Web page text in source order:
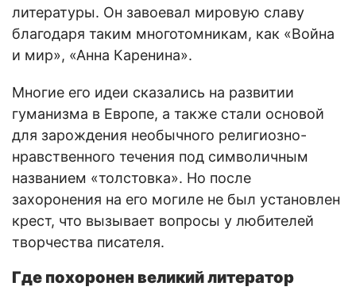
литературы. Он завоевал мировую славу
благодаря таким многотомникам, как «Война
и мир», «Анна Каренина».
Многие его идеи сказались на развитии
гуманизма в Европе, а также стали основой
для зарождения необычного религиозно-
нравственного течения под символичным
названием «толстовка». Но после
захоронения на его могиле не был установлен
крест, что вызывает вопросы у любителей
творчества писателя.
Где похоронен великий литератор